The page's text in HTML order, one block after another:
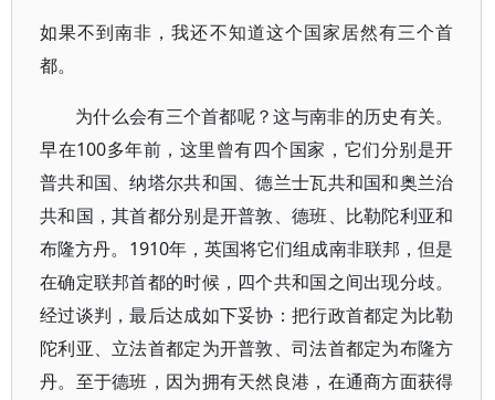
如果不到南非，我还不知道这个国家居然有三个首
都。
为什么会有三个首都呢？这与南非的历史有关。
早在100多年前，这里曾有四个国家，它们分别是开
普共和国、纳塔尔共和国、德兰士瓦共和国和奥兰治
共和国，其首都分别是开普敦、德班、比勒陀利亚和
布隆方丹。1910年，英国将它们组成南非联邦，但是
在确定联邦首都的时候，四个共和国之间出现分歧。
经过谈判，最后达成如下妥协：把行政首都定为比勒
陀利亚、立法首都定为开普敦、司法首都定为布隆方
丹。至于德班，因为拥有天然良港，在通商方面获得